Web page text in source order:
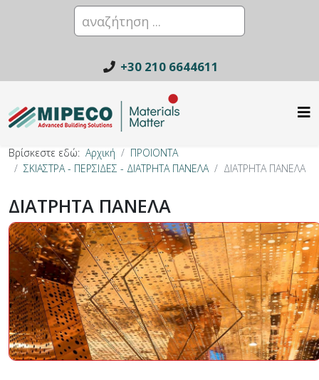
+30 210 6644611
Βρίσκεστε εδώ: Αρχική
ΠΡΟΙΟΝΤΑ
ΣΚΙΑΣΤΡΑ - ΠΕΡΣΙΔΕΣ - ΔΙΑΤΡΗΤΑ ΠΑΝΕΛΑ
ΔΙΑΤΡΗΤΑ ΠΑΝΕΛΑ
ΔΙΑΤΡΗΤΑ ΠΑΝΕΛΑ